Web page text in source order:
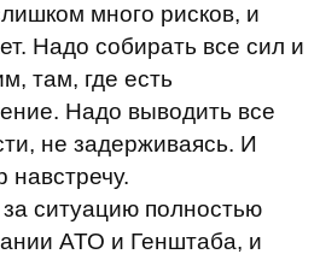
много рисков, и
Надо собирать все сил и
там, где есть
Надо выводить все
не задерживаясь. И
навстречу.
ситуацию полностью
АТО и Генштаба, и